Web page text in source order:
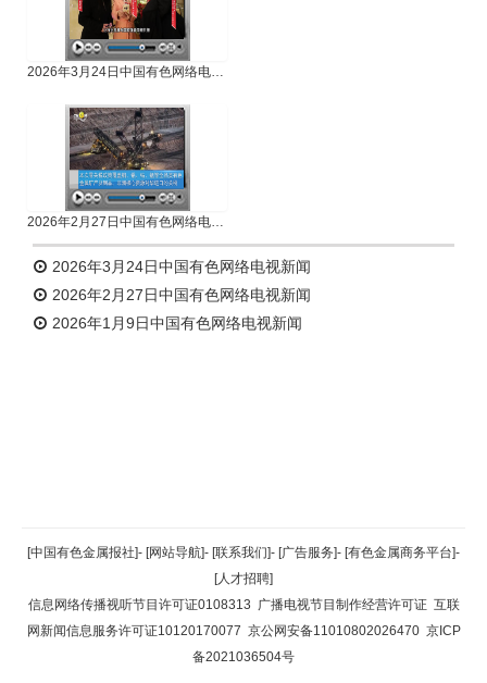
2026年3月24日中国有色网络电视新闻
2026年2月27日中国有色网络电视新闻
2026年3月24日中国有色网络电视新闻
2026年2月27日中国有色网络电视新闻
2026年1月9日中国有色网络电视新闻
返回顶部
返回首页
[中国有色金属报社]- [网站导航]- [联系我们]- [广告服务]- [有色金属商务平台]-
[人才招聘]
信息网络传播视听节目许可证0108313 广播电视节目制作经营许可证 互联
网新闻信息服务许可证10120170077 京公网安备11010802026470 京ICP
备2021036504号